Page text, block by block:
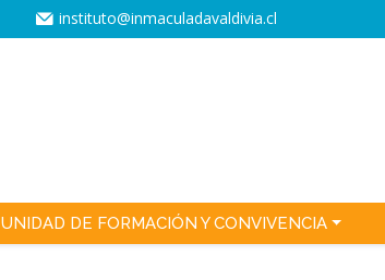
instituto@inmaculadavaldivia.cl
UNIDAD DE FORMACIÓN Y CONVIVENCIA